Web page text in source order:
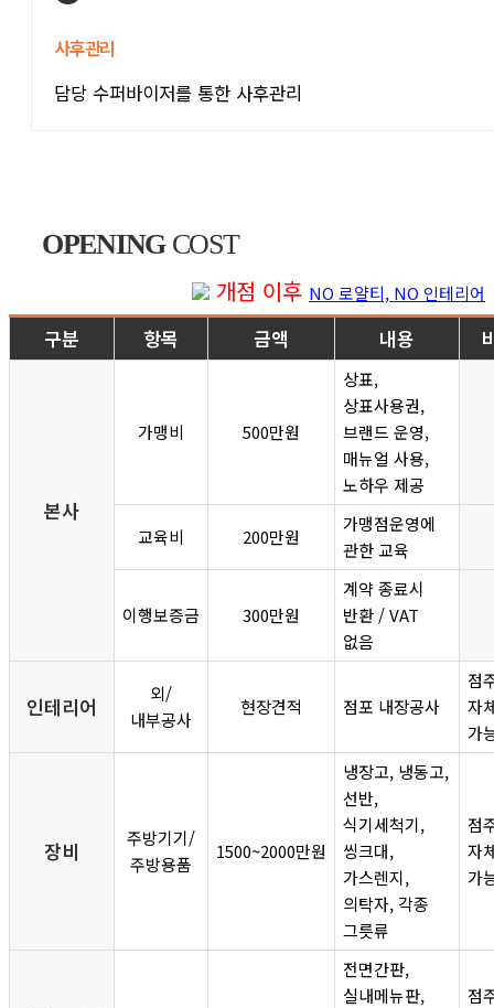
사후관리
담당 수퍼바이저를 통한 사후관리
OPENINGCOST
개점 이후 NO 로얄티, NO 인테리어
구분 항목 금액 내용
본사
가맹비 500만원
상표,
상표사용권,
브랜드 운영,
매뉴얼 사용,
노하우 제공
교육비 200만원
가맹점운영에
관한 교육
이행보증금 300만원
계약 종료시
반환 / VAT
없음
인테리어
외/
내부공사
현장견적 점포 내장공사
점
자
가
장비
주방기기/
주방용품
1500~2000만원
냉장고, 냉동고,
선반,
식기세척기,
씽크대,
가스렌지,
의탁자, 각종
그릇류
점
자
가
전면간판,
실내메뉴판,
점